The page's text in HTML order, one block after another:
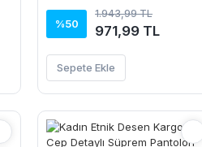
%50
1.943,99 TL
971,99 TL
Sepete Ekle